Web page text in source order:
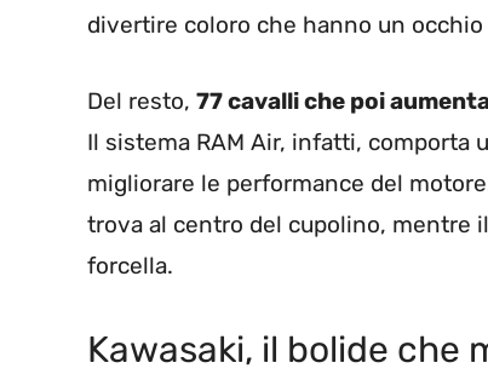
divertire coloro che hanno un
Del resto, 77 cavalli che poi
Il sistema RAM Air, infatti, comporta
migliorare le performance del
trova al centro del cupolino, mentre
forcella.
Kawasaki, il bolide che